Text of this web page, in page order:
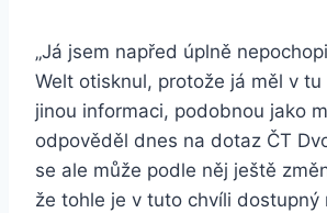
„Já jsem napřed úplně
Welt otisknul, protože já měl v tu
jinou informaci, podobnou jako
odpověděl dnes na dotaz ČT
se ale může podle něj ještě
že tohle je v tuto chvíli dostupný